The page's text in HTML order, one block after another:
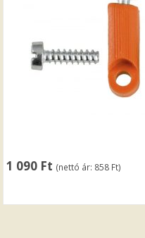
1 090 Ft (nettó ár: 858 Ft)